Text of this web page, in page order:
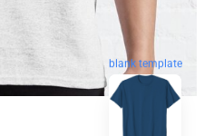
blank template